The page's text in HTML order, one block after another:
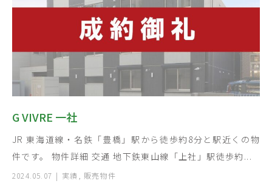
G VIVRE 一社
JR 東海道線・名鉄「豊橋」駅から徒歩約8分と駅近くの物
件です。 物件詳細 交通 地下鉄東山線「上社」駅徒歩約...
2024.05.07 実績 販売物件